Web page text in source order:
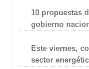
10 propuestas
gobierno
Este viernes,
sector